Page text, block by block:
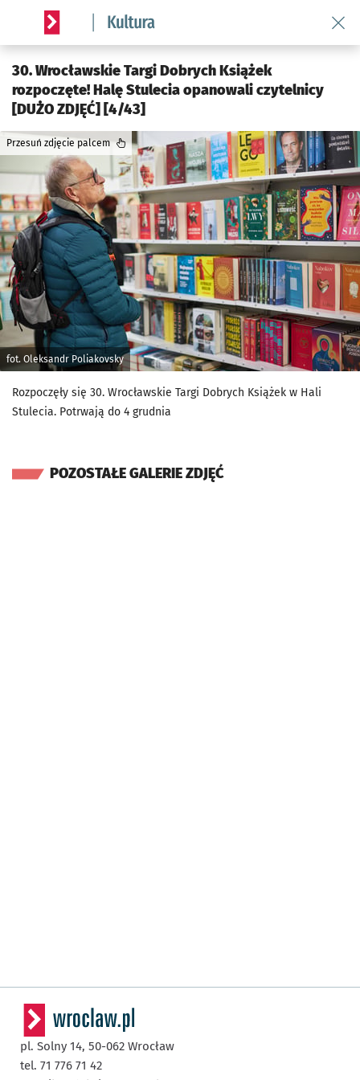
Serwis informacyjny wroclaw.pl podserwis: Kultura
30. Wrocławskie Targi Dobrych Książek
rozpoczęte! Halę Stulecia opanowali czytelnicy
[DUŻO ZDJĘĆ] [4/43]
fot. Oleksandr Poliakovsky
Przesuń zdjęcie palcem
Rozpoczęły się 30. Wrocławskie Targi Dobrych Książek w Hali
Stulecia. Potrwają do 4 grudnia
POZOSTAŁE GALERIE ZDJĘĆ
pl. Solny 14, 50-062 Wrocław
tel. 71 776 71 42